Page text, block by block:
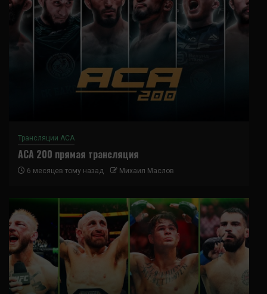
Трансляции ACA
ACA 200 прямая трансляция
6 месяцев тому назад Михаил Маслов